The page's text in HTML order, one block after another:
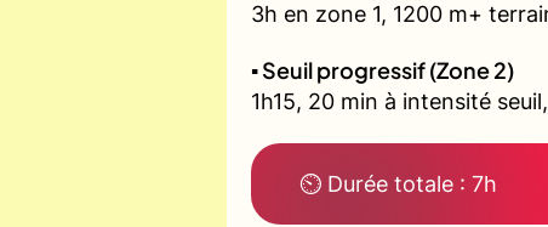
3h en zone 1, 1200 m+
▪️ Seuil progressif (Zone 2)
1h15, 20 min à intensité
⏲ Durée totale : 7h